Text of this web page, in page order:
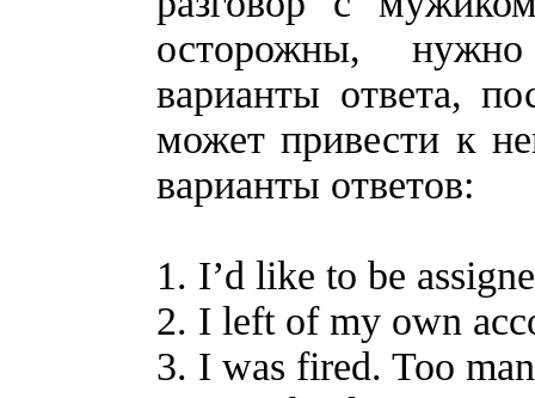
осторожны,
варианты ответа,
может привести к
варианты ответов:
1. I’d like to be
2. I left of my own
3. I was fired. Too